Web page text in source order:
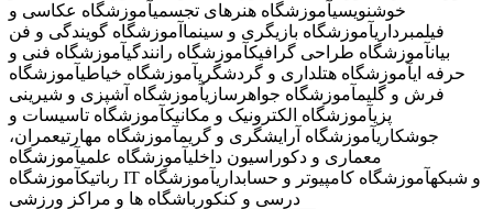
خوشنویسیآموزشگاه هنرهای تجسمیآموزشگاه عکاسی و
فیلمبرداریآموزشگاه بازیگری و سینما آموزشگاه گویندگی و فن
بیانآموزشگاه طراحی گرافیکآموزشگاه رانندگیآموزشگاه فنی و
حرفه ایآموزشگاه هتلداری و گردشگریآموزشگاه خیاطیآموزشگاه
فرش و گلیمآموزشگاه جواهرسازیآموزشگاه آشپزی و شیرینی
پزیآموزشگاه الکترونیک و مکانیکآموزشگاه تاسیسات و
جوشکاریآموزشگاه آرایشگری و گریمآموزشگاه مهارتیعمران،
معماری و دکوراسیون داخلیآموزشگاه علمیآموزشگاه
رباتیک
آموزشگاه IT و شبکهآموزشگاه کامپیوتر و حسابداریآموزشگاه
درسی و کنکور باشگاه ها و مراکز ورزشی